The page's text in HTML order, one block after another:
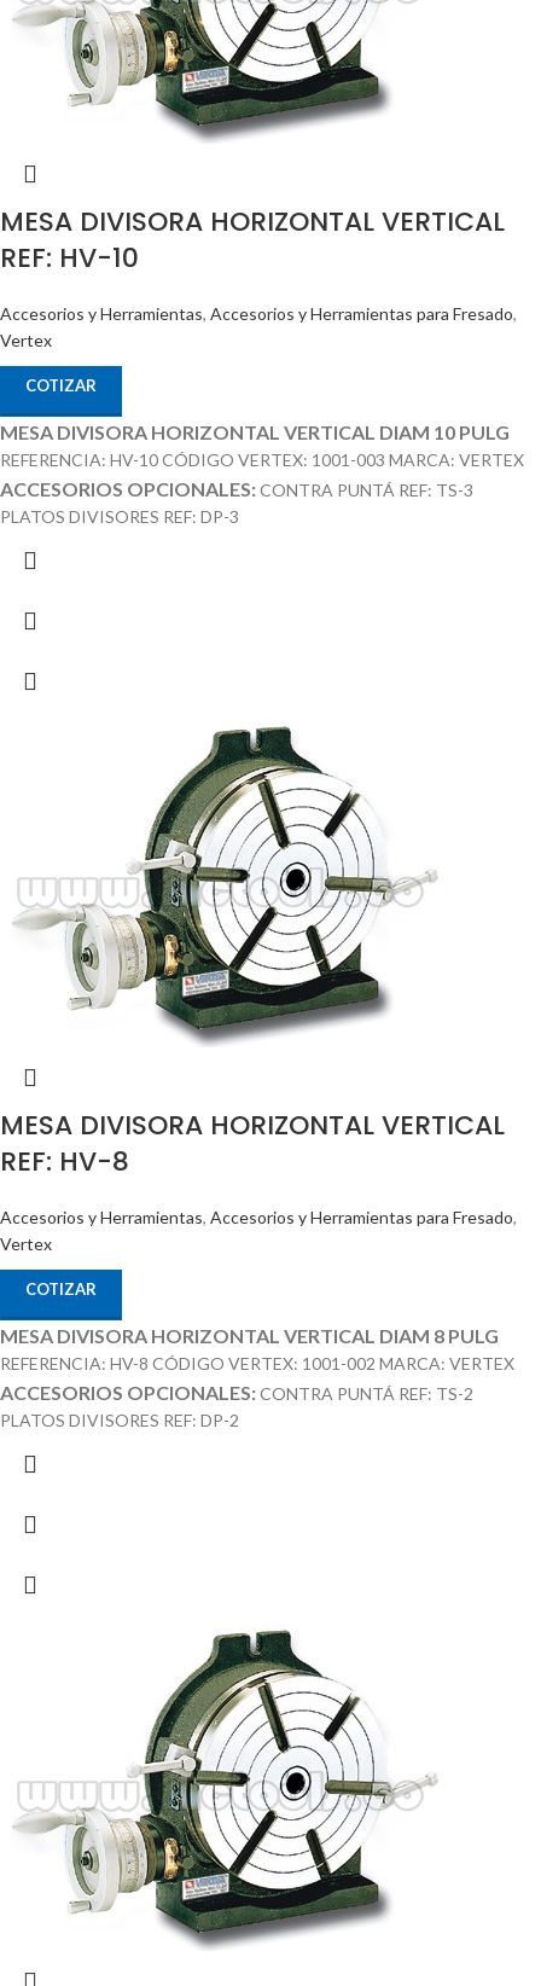
MESA DIVISORA HORIZONTAL VERTICAL
REF: HV-10
Accesorios y Herramientas, Accesorios y Herramientas para Fresado,
Vertex
COTIZAR
MESA DIVISORA HORIZONTAL VERTICAL DIAM 10 PULG
REFERENCIA: HV-10 CÓDIGO VERTEX: 1001-003 MARCA: VERTEX
ACCESORIOS OPCIONALES:CONTRA PUNTÁ REF: TS-3
PLATOS DIVISORES REF: DP-3
MESA DIVISORA HORIZONTAL VERTICAL
REF: HV-8
Accesorios y Herramientas, Accesorios y Herramientas para Fresado,
Vertex
COTIZAR
MESA DIVISORA HORIZONTAL VERTICAL DIAM 8 PULG
REFERENCIA: HV-8 CÓDIGO VERTEX: 1001-002 MARCA: VERTEX
ACCESORIOS OPCIONALES:CONTRA PUNTÁ REF: TS-2
PLATOS DIVISORES REF: DP-2